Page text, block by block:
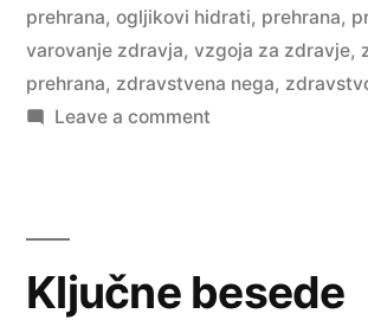
prehrana, ogljikovi hidrati, prehrana,
varovanje zdravja, vzgoja za zdravje,
prehrana, zdravstvena nega,
Leave a commenton
Ključne besede